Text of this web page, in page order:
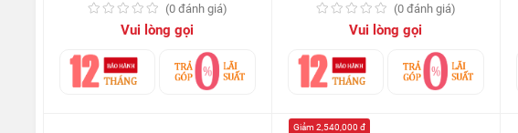
(0 đánh giá)
Vui lòng gọi
(0 đánh giá)
Vui lòng gọi
Giảm 2,540,000 đ